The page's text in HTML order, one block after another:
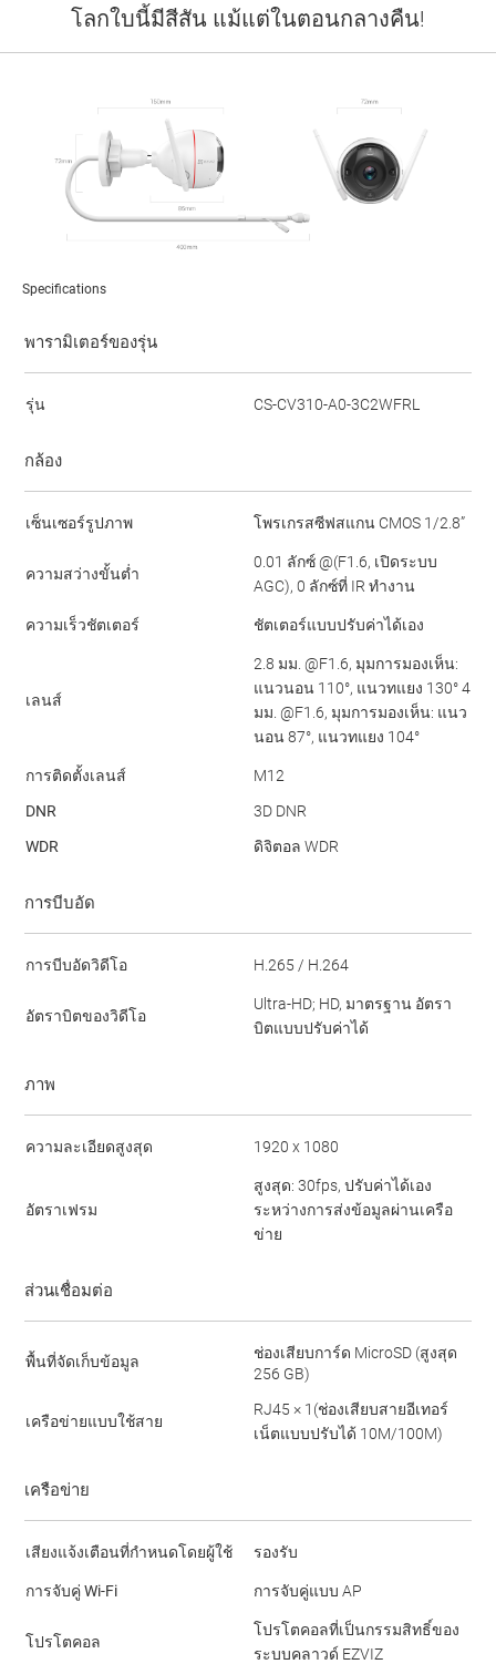
โลกใบนี้มีสีสัน แม้แต่ในตอนกลางคืน!
Specifications
พารามิเตอร์ของรุ่น
รุ่น CS-CV310-A0-3C2WFRL
กล้อง
เซ็นเซอร์รูปภาพ โพรเกรสซีฟสแกน CMOS 1/2.8”
ความสว่างขั้นต่ำ
0.01 ลักซ์ @(F1.6, เปิดระบบ
AGC), 0 ลักซ์ที่ IR ทำงาน
ความเร็วชัตเตอร์ ชัตเตอร์แบบปรับค่าได้เอง
เลนส์
2.8 มม. @F1.6, มุมการมองเห็น:
แนวนอน 110°, แนวทแยง 130° 4
มม. @F1.6, มุมการมองเห็น: แนว
นอน 87°, แนวทแยง 104°
การติดตั้งเลนส์
M12
DNR
3D DNR
WDR
ดิจิตอล WDR
การบีบอัด
การบีบอัดวิดีโอ H.265 / H.264
อัตราบิตของวิดีโอ
Ultra-HD; HD, มาตรฐาน อัตรา
บิตแบบปรับค่าได้
ภาพ
ความละเอียดสูงสุด 1920 x 1080
อัตราเฟรม
สูงสุด: 30fps, ปรับค่าได้เอง
ระหว่างการส่งข้อมูลผ่านเครือ
ข่าย
ส่วนเชื่อมต่อ
พื้นที่จัดเก็บข้อมูล
ช่องเสียบการ์ด MicroSD (สูงสุด
256 GB)
เครือข่ายแบบใช้สาย
RJ45 × 1(ช่องเสียบสายอีเทอร์
เน็ตแบบปรับได้ 10M/100M)
เครือข่าย
เสียงแจ้งเตือนที่กำหนดโดยผู้ใช้ รองรับ
การจับคู่ Wi-Fi การจับคู่แบบ AP
โปรโตคอล
โปรโตคอลที่เป็นกรรมสิทธิ์ของ
ระบบคลาวด์ EZVIZ